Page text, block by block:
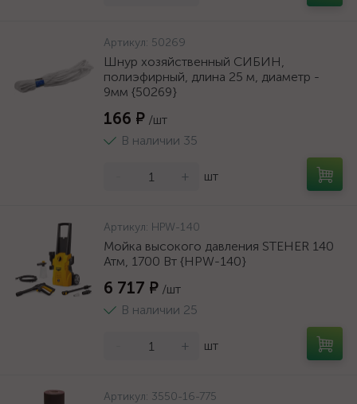
Артикул: 50269
Шнур хозяйственный СИБИН,
полиэфирный, длина 25 м, диаметр -
9мм {50269}
166 ₽ /шт
В наличии 35
+ шт
Артикул: HPW-140
Мойка высокого давления STEHER 140
Атм, 1700 Вт {HPW-140}
6 717 ₽ /шт
В наличии 25
+ шт
Артикул: 3550-16-775